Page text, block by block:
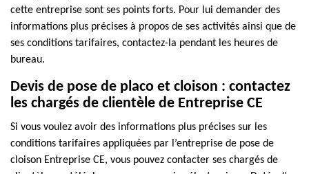
cette entreprise sont ses points forts. Pour lui demander des
informations plus précises à propos de ses activités ainsi que de
ses conditions tarifaires, contactez-la pendant les heures de
bureau.
Devis de pose de placo et cloison : contactez
les chargés de clientèle de Entreprise CE
Si vous voulez avoir des informations plus précises sur les
conditions tarifaires appliquées par l’entreprise de pose de
cloison Entreprise CE, vous pouvez contacter ses chargés de